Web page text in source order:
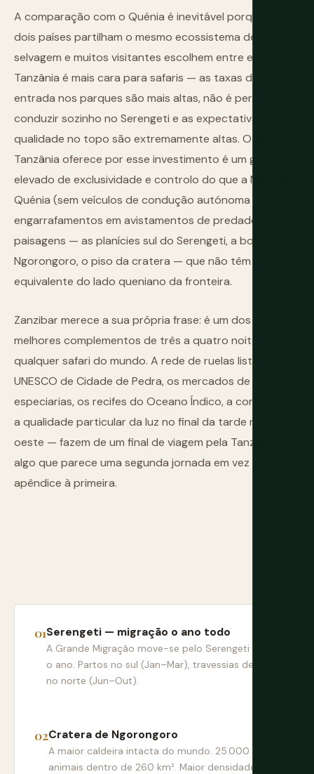
A comparação com o Quénia é inevitável porque os
dois países partilham o mesmo ecossistema de vida
selvagem e muitos visitantes escolhem entre eles. A
Tanzânia é mais cara para safaris — as taxas de
entrada nos parques são mais altas, não é permitido
conduzir sozinho no Serengeti e as expectativas de
qualidade no topo são extremamente altas. O que a
Tanzânia oferece por esse investimento é um grau mais
elevado de exclusividade e controlo do que a Mara do
Quénia (sem veículos de condução autónoma a causar
engarrafamentos em avistamentos de predadores) e
paisagens — as planícies sul do Serengeti, a borda de
Ngorongoro, o piso da cratera — que não têm
equivalente do lado queniano da fronteira.
Zanzibar merece a sua própria frase: é um dos
melhores complementos de três a quatro noites a
qualquer safari do mundo. A rede de ruelas listada pela
UNESCO de Cidade de Pedra, os mercados de
especiarias, os recifes do Oceano Índico, a comida — e
a qualidade particular da luz no final da tarde na costa
oeste — fazem de um final de viagem pela Tanzânia
algo que parece uma segunda jornada em vez de um
apêndice à primeira.
Serengeti — migração o ano todo
A Grande Migração move-se pelo Serengeti todo
o ano. Partos no sul (Jan–Mar), travessias de rios
no norte (Jun–Out).
Cratera de Ngorongoro
A maior caldeira intacta do mundo. 25.000
animais dentro de 260 km². Maior densidade de